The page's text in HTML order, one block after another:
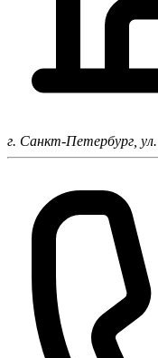
г. Санкт-Петербург,